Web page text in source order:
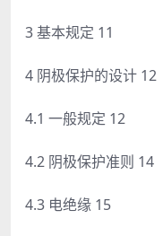
3 基本规定 11
4 阴极保护的设计 12
4.1 一般规定 12
4.2 阴极保护准则 14
4.3 电绝缘 15